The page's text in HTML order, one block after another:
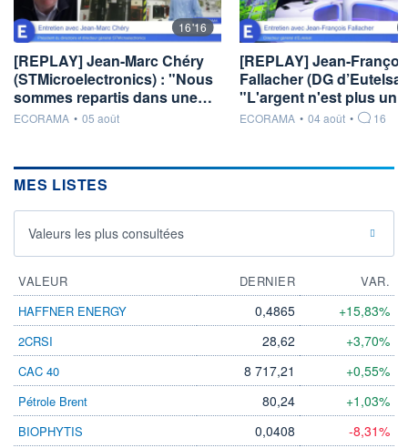
16'16
[REPLAY] Jean-Marc Chéry
(STMicroelectronics) : "Nous
sommes repartis dans une…
information fournie par
ECORAMA • 05 août
[REPLAY] Jean-
Fallacher (DG
"L'argent n'est plus un
information fournie par
ECORAMA • 04 août • 16
MES LISTES
Valeurs les plus consultées
VALEUR DERNIER
VAR.
HAFFNER ENERGY
0,4865 +15,83%
2CRSI 28,62 +3,70%
CAC 40 8 717,21 +0,55%
Pétrole Brent 80,24 +1,03%
BIOPHYTIS 0,0408 -8,31%